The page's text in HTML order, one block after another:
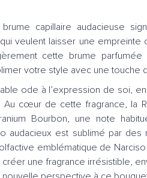
capillaire audacieuse
veulent laisser une empreinte
cette brume
votre style avec une touche
ode à l’expression de soi,
Au cœur de cette fragrance, la
Bourbon, une note
audacieux est sublimé par des
emblématique de
une fragrance irrésistible,